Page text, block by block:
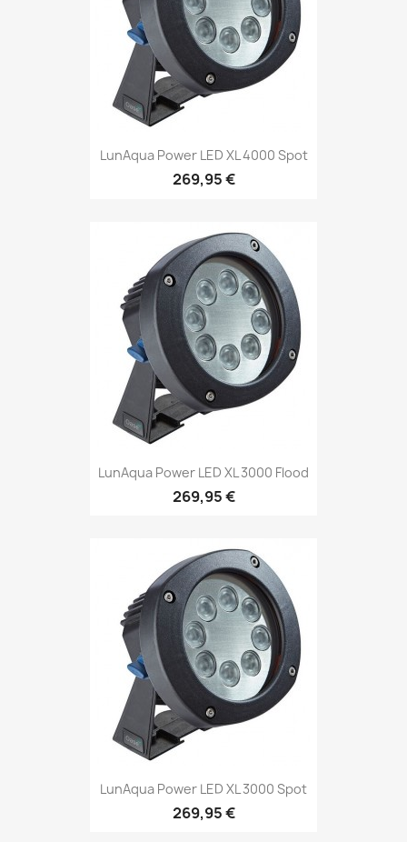
LunAqua Power LED XL 4000 Spot
269,95 €
LunAqua Power LED XL 3000 Flood
269,95 €
LunAqua Power LED XL 3000 Spot
269,95 €